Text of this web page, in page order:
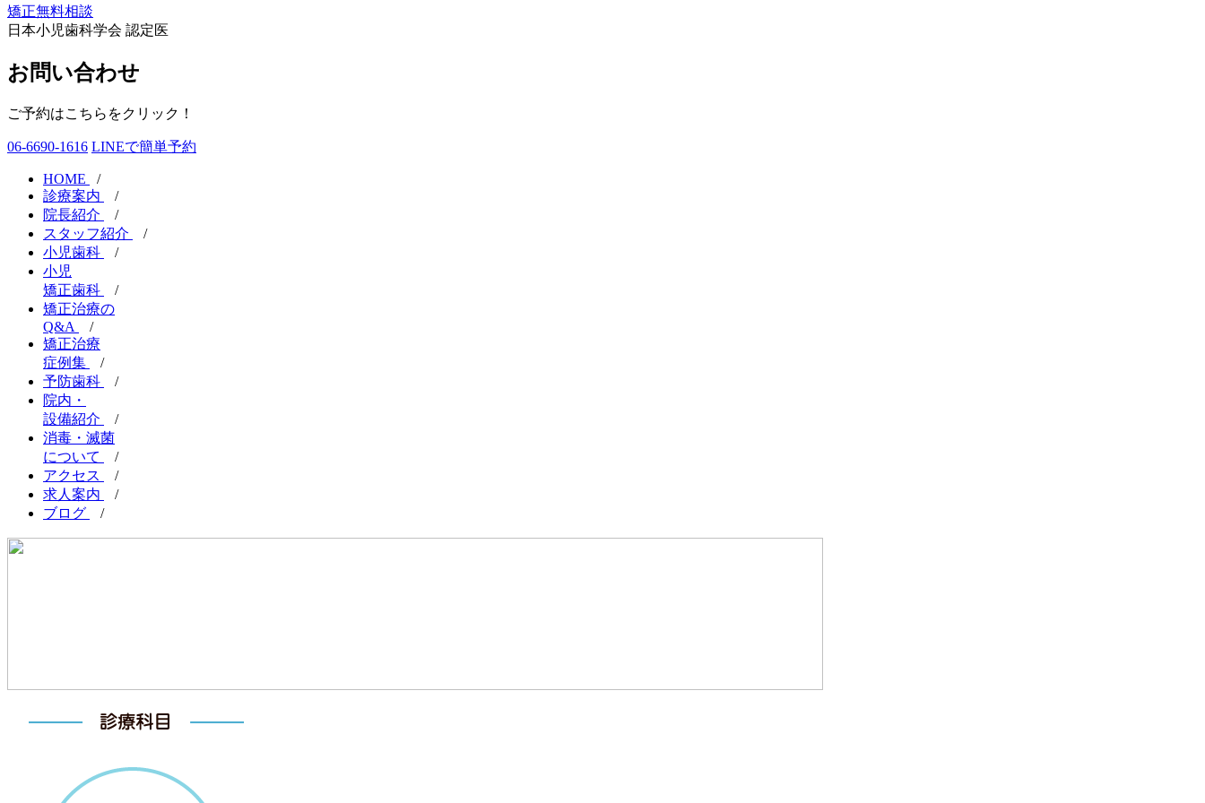
矯正無料相談
日本小児歯科学会 認定医
お問い合わせ
ご予約はこちらをクリック！
06-6690-1616 LINEで簡単予約
HOME
/
診療案内
/
院長紹介
/
スタッフ紹介
/
小児歯科
/
小児
矯正歯科
/
矯正治療の
Q&A
/
矯正治療
症例集
/
予防歯科
/
院内・
設備紹介
/
消毒・滅菌
について
/
アクセス
/
求人案内
/
ブログ
/